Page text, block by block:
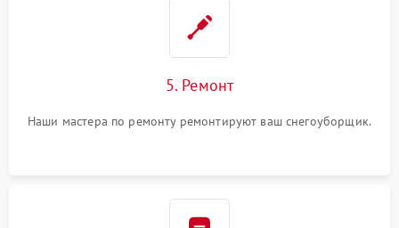
5. Ремонт
Наши мастера по ремонту ремонтируют ваш снегоуборщик.